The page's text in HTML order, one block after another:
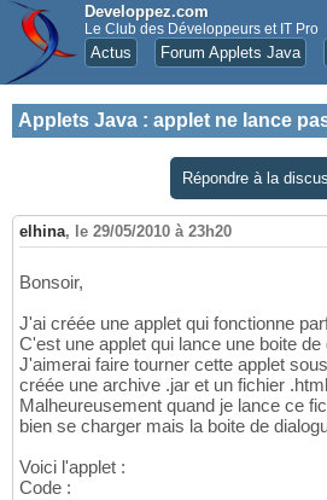
Developpez.com
Le Club des Développeurs et IT Pro
Actus Forum Applets Java
Applets Java : applet ne lance
Répondre à la
elhina, le 29/05/2010 à 23h20
Bonsoir,
J'ai créée une applet qui fonctionne
C'est une applet qui lance une boite
J'aimerai faire tourner cette applet
créée une archive .jar et un fichier
Malheureusement quand je lance ce
bien se charger mais la boite de
Voici l'applet :
Code :